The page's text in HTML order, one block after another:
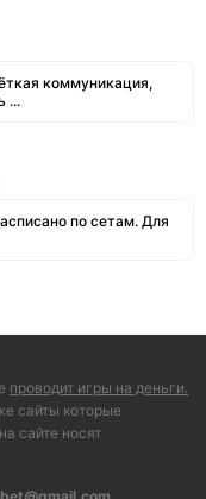
коммуникация,
...
по сетам. Для
проводит игры на деньги.
сайты которые
сайте носят